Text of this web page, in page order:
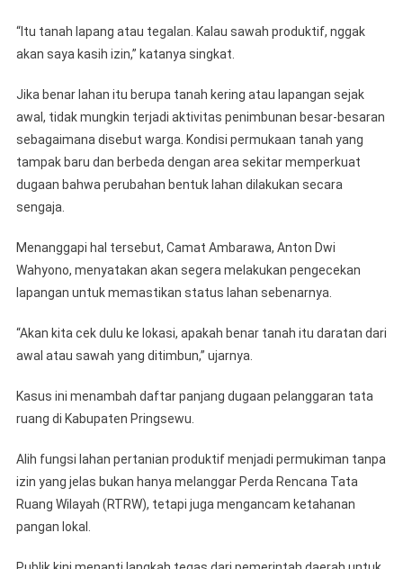
“Itu tanah lapang atau tegalan. Kalau sawah produktif, nggak
akan saya kasih izin,” katanya singkat.
Jika benar lahan itu berupa tanah kering atau lapangan sejak
awal, tidak mungkin terjadi aktivitas penimbunan besar-besaran
sebagaimana disebut warga. Kondisi permukaan tanah yang
tampak baru dan berbeda dengan area sekitar memperkuat
dugaan bahwa perubahan bentuk lahan dilakukan secara
sengaja.
Menanggapi hal tersebut, Camat Ambarawa, Anton Dwi
Wahyono, menyatakan akan segera melakukan pengecekan
lapangan untuk memastikan status lahan sebenarnya.
“Akan kita cek dulu ke lokasi, apakah benar tanah itu daratan dari
awal atau sawah yang ditimbun,” ujarnya.
Kasus ini menambah daftar panjang dugaan pelanggaran tata
ruang di Kabupaten Pringsewu.
Alih fungsi lahan pertanian produktif menjadi permukiman tanpa
izin yang jelas bukan hanya melanggar Perda Rencana Tata
Ruang Wilayah (RTRW), tetapi juga mengancam ketahanan
pangan lokal.